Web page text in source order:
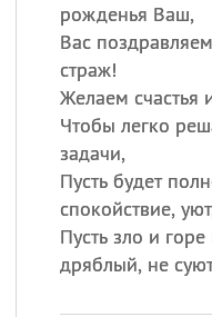
рожденья Ваш,
Вас
страж!
Желаем счастья
Чтобы легко
задачи,
Пусть будет
спокойствие,
Пусть зло и
дряблый, не